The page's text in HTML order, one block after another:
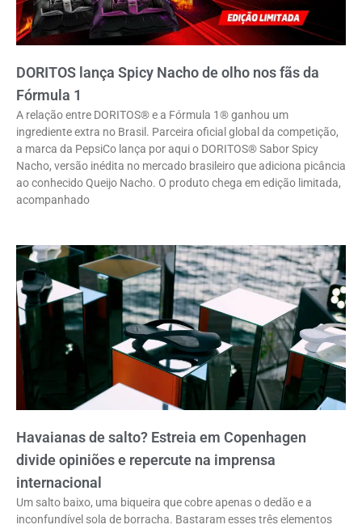
DORITOS lança Spicy Nacho de olho nos fãs da
Fórmula 1
A relação entre DORITOS® e a Fórmula 1® ganhou um
ingrediente extra no Brasil. Parceira oficial global da competição,
a marca da PepsiCo lança por aqui o DORITOS® Sabor Spicy
Nacho, versão inédita no mercado brasileiro que adiciona picância
ao conhecido Queijo Nacho. O produto chega em edição limitada,
acompanhado
Havaianas de salto? Estreia em Copenhagen
divide opiniões e repercute na imprensa
internacional
Um salto baixo, uma biqueira que cobre apenas o dedão e a
inconfundível sola de borracha. Bastaram esses três elementos